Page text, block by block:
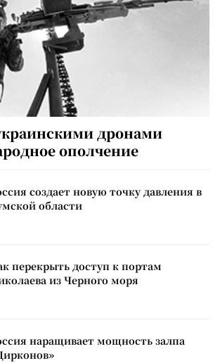
дронами
ополчение
создает новую точку давления в
области
перекрыть доступ к портам
из Черного моря
наращивает мощность залпа